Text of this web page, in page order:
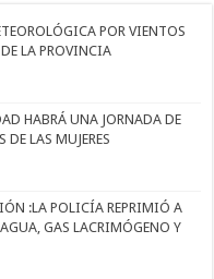
POR VIENTOS
LA PROVINCIA
HABRÁ UNA JORNADA DE
DE LAS MUJERES
:LA POLICÍA REPRIMIÓ A
GAS LACRIMÓGENO Y